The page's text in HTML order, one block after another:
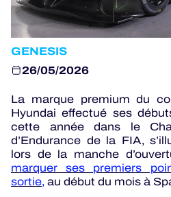
24H LEMANS
ELMS
MLMC
ALMS
GENESIS
26/05/2026
La marque premium du
Hyundai effectué ses
cette année dans le
d’Endurance de la FIA,
lors de la manche
marquer ses premiers
sortie,au début du mois à